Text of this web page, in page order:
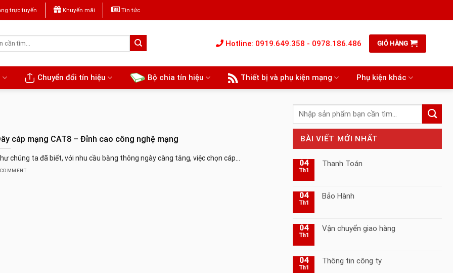
trực tuyến Khuyến mãi Tin tức
Hotline: 0919.649.358 - 0978.186.486 GIỎ HÀNG
Chuyển đổi tín hiệu Bộ chia tín hiệu Thiết bị và phụ kiện mạng Phụ kiện khác
cáp mạng CAT8 – Đỉnh cao công nghệ mạng
chúng ta đã biết, với nhu cầu băng thông ngày càng tăng, việc chọn cáp...
Tìm
BÀI VIẾT MỚI NHẤT
04
Th1
Thanh Toán
04
Th1
Bảo Hành
04
Th1
Vận chuyển giao hàng
04
Th1
Thông tin công ty